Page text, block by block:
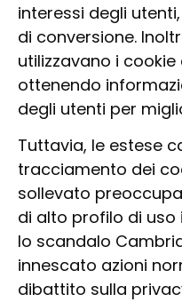
interessi degli
di conversione.
utilizzavano i
ottenendo
degli utenti per
Tuttavia, le estese
tracciamento dei
sollevato
di alto profilo di
lo scandalo
innescato azioni
dibattito sulla